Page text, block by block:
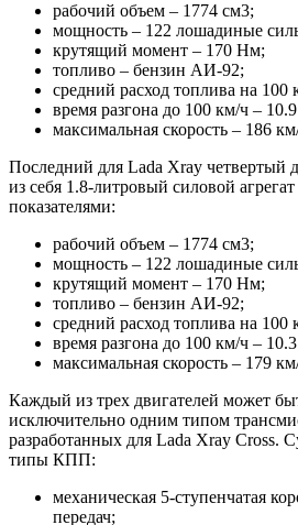
рабочий объем – 1774 см3;
мощность – 122 лошадиные
крутящий момент – 170 Нм;
топливо – бензин АИ-92;
средний расход топлива на 100
время разгона до 100 км/ч –
максимальная скорость – 186
Последний для Lada Xray четвертый
из себя 1.8-литровый силовой
показателями:
рабочий объем – 1774 см3;
мощность – 122 лошадиные
крутящий момент – 170 Нм;
топливо – бензин АИ-92;
средний расход топлива на 100
время разгона до 100 км/ч –
максимальная скорость – 179
Каждый из трех двигателей может
исключительно одним типом
разработанных для Lada Xray Cross.
типы КПП:
механическая 5-ступенчатая
передач;